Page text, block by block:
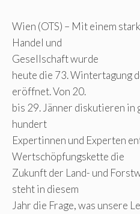
Wien (OTS) – Mit einem
Handel und
Gesellschaft wurde
heute die 73. Wintertagung
eröffnet. Von 20.
bis 29. Jänner diskutieren in
hundert
Expertinnen und Experten
Wertschöpfungskette die
Zukunft der Land- und
steht in diesem
Jahr die Frage, was unsere